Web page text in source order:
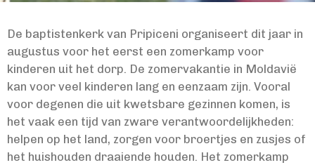
De baptistenkerk van Pripiceni organiseert dit jaar in
augustus voor het eerst een zomerkamp voor
kinderen uit het dorp. De zomervakantie in Moldavië
kan voor veel kinderen lang en eenzaam zijn. Vooral
voor degenen die uit kwetsbare gezinnen komen, is
het vaak een tijd van zware verantwoordelijkheden:
helpen op het land, zorgen voor broertjes en zusjes of
het huishouden draaiende houden. Het zomerkamp